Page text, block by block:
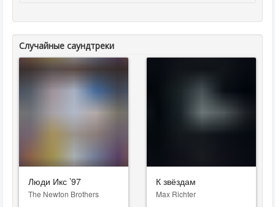
Случайные саундтреки
Люди Икс ’97
The Newton Brothers
К звёздам
Max Richter